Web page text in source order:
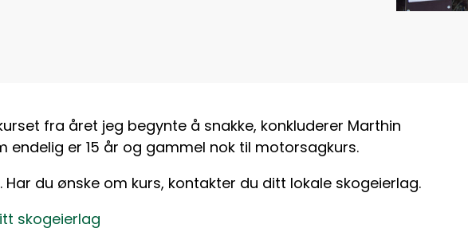
fra året jeg begynte å snakke, konkluderer Marthin
endelig er 15 år og gammel nok til motorsagkurs.
Har du ønske om kurs, kontakter du ditt lokale skogeierlag.
skogeierlag